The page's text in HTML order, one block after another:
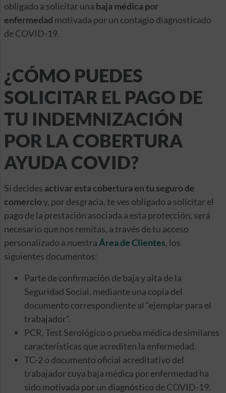
obligado a solicitar una baja médica por
enfermedad motivada por un contagio diagnosticado
de COVID-19.
¿CÓMO PUEDES
SOLICITAR EL PAGO DE
TU INDEMNIZACIÓN
POR LA COBERTURA
AYUDA COVID?
Si decides activar esta cobertura en tu seguro de
comercioy, por desgracia, te ves obligado a solicitar el
pago de la prestación asociada a esta protección, será
necesario que nos remitas, a través de tu acceso
personalizado a nuestraÁrea de Clientes, los
siguientes documentos:
Parte de confirmación de baja y alta de la
Seguridad Social, mediante una copia del
documento correspondiente al “ejemplar para el
trabajador”.
PCR, Test Serológico o prueba médica de similares
características que acrediten la enfermedad.
TC-2 o documento oficial acreditativo del
trabajador cuya baja médica por enfermedad ha
sido motivada por un diagnóstico de COVID-19.